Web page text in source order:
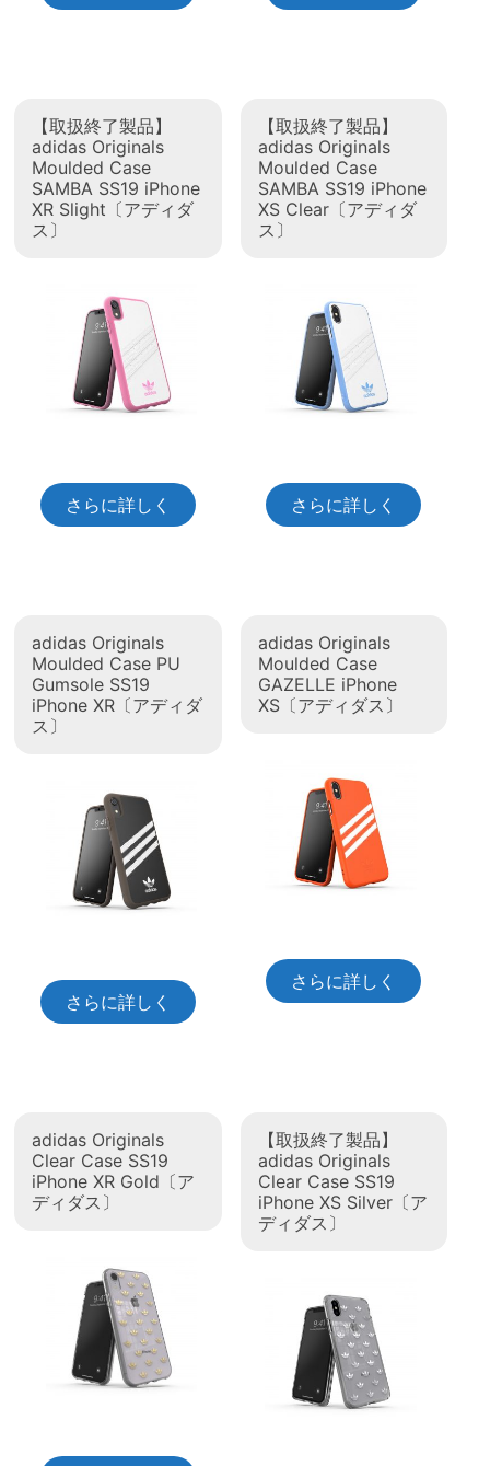
【取扱終了製品】
adidas Originals
Moulded Case
SAMBA SS19 iPhone
XR Slight〔アディダ
ス〕
さらに詳しく
【取扱終了製品】
adidas Originals
Moulded Case
SAMBA SS19 iPhone
XS Clear〔アディダ
ス〕
さらに詳しく
adidas Originals
Moulded Case PU
Gumsole SS19
iPhone XR〔アディダ
ス〕
さらに詳しく
adidas Originals
Moulded Case
GAZELLE iPhone
XS〔アディダス〕
さらに詳しく
adidas Originals
Clear Case SS19
iPhone XR Gold〔ア
ディダス〕
【取扱終了製品】
adidas Originals
Clear Case SS19
iPhone XS Silver〔ア
ディダス〕